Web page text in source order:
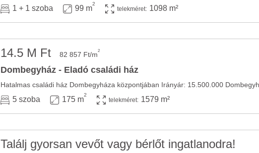
1 + 1 szoba 99 m
2
telekméret: 1098 m²
14.5 M Ft 82 857 Ft/m2
Dombegyház - Eladó családi ház
5 szoba 175 m
2
telekméret: 1579 m²
Találj gyorsan vevőt vagy bérlőt ingatlanodra!